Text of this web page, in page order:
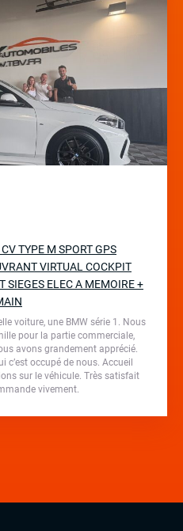
TYPE M SPORT GPS
VIRTUAL COCKPIT
SIEGES ELEC A MEMOIRE +
voiture, une BMW série 1. Nous
pour la partie commerciale,
avons grandement apprécié.
c’est occupé de nous. Accueil
sur le véhicule. Très satisfait
vivement.